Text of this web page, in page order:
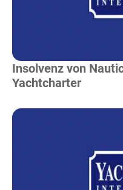
Insolvenz von
Yachtcharter